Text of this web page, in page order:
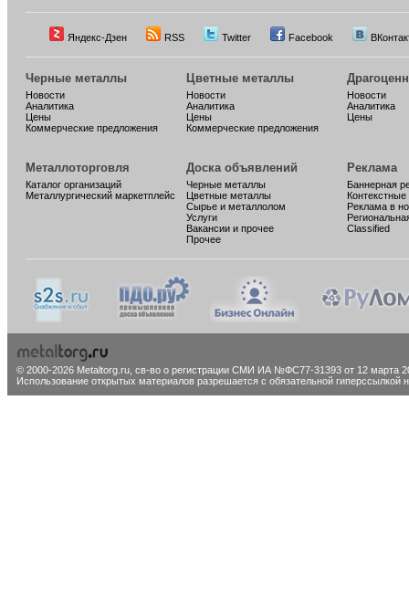
Яндекс-Дзен RSS Twitter Facebook
Черные металлы
Новости
Аналитика
Цены
Коммерческие предложения
Цветные металлы
Новости
Аналитика
Цены
Коммерческие предложения
Новости
Аналитика
Цены
Металлоторговля
Каталог организаций
Металлургический маркетплейс
Доска объявлений
Черные металлы
Цветные металлы
Сырье и металлолом
Услуги
Вакансии и прочее
Прочее
Реклама
Баннерная
Реклама в
Classified
© 2000-2026 Metaltorg.ru, св-во о регистрации СМИ ИА №ФС77-31393 от 12 марта
Использование открытых материалов разрешается с обязательной гиперссылкой